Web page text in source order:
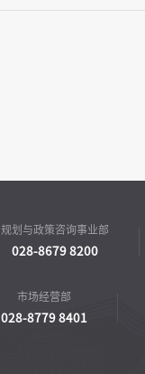
规划与政策咨询事业部
028-8679 8200
市场经营部
028-8779 8401